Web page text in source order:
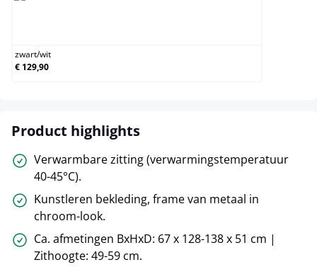
zwart/wit
€ 129,90
Product highlights
Verwarmbare zitting (verwarmingstemperatuur
40-45°C).
Kunstleren bekleding, frame van metaal in
chroom-look.
Ca. afmetingen BxHxD: 67 x 128-138 x 51 cm |
Zithoogte: 49-59 cm.